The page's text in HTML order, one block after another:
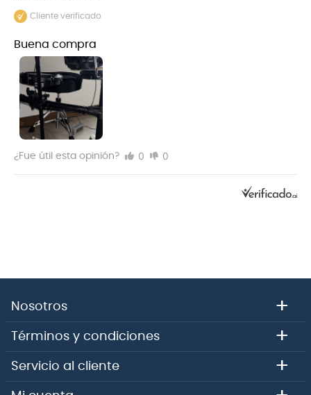
Cliente verificado
Buena compra
¿Fue útil esta opinión? 0 0
Nosotros +
Términos y condiciones +
Servicio al cliente +